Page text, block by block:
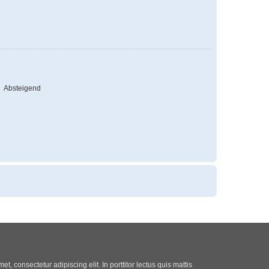
Absteigend
consectetur adipiscing elit. In porttitor lectus quis mattis